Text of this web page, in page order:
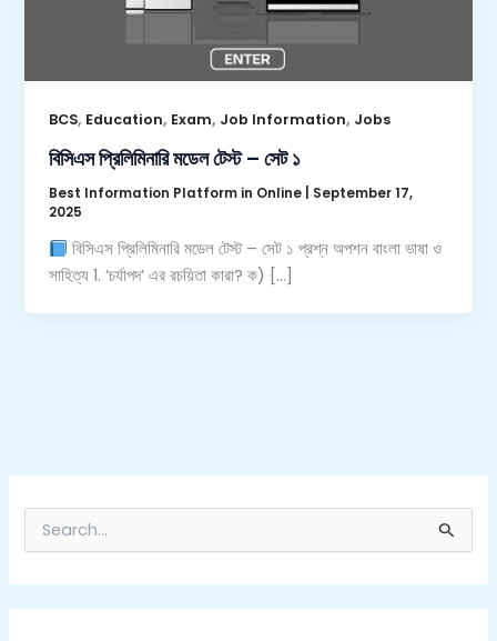
BCS, Education, Exam, Job Information, Jobs
বিসিএস প্রিলিমিনারি মডেল টেস্ট – সেট ১
Best Information Platform in Online
September 17,
2025
বিসিএস প্রিলিমিনারি মডেল টেস্ট – সেট ১ প্রশ্ন অপশন বাংলা ভাষা ও
সাহিত্য 1. ‘চর্যাপদ’ এর রচয়িতা কারা? ক) […]
e